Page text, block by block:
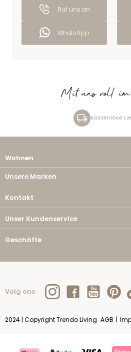
Ruf uns an
WhatsApp
Mit uns voll
Kostenlose
Wohnen
Unsere Marken
Kontakt
Unser Kundenservice
Geschäfte
Volg ons
2024 | Copyright Trendo Living AGB |